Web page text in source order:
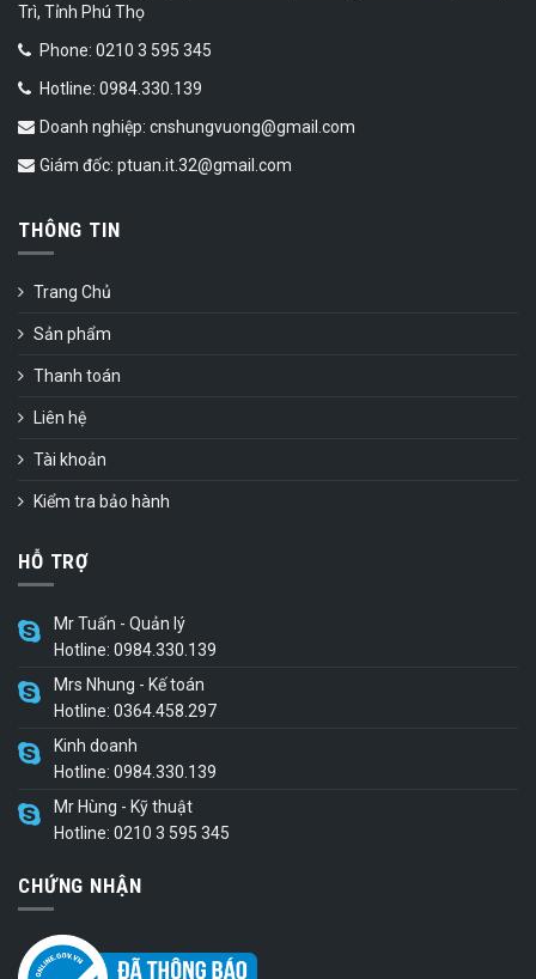
Trì, Tỉnh Phú Thọ
Phone: 0210 3 595 345
Hotline: 0984.330.139
Doanh nghiệp: cnshungvuong@gmail.com
Giám đốc: ptuan.it.32@gmail.com
THÔNG TIN
Trang Chủ
Sản phẩm
Thanh toán
Liên hệ
Tài khoản
Kiểm tra bảo hành
HỖ TRỢ
Mr Tuấn - Quản lý
Hotline: 0984.330.139
Mrs Nhung - Kế toán
Hotline: 0364.458.297
Kinh doanh
Hotline: 0984.330.139
Mr Hùng - Kỹ thuật
Hotline: 0210 3 595 345
CHỨNG NHẬN